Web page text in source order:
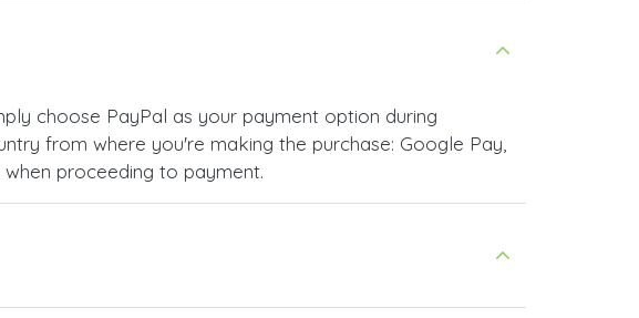
choose PayPal as your payment option during
from where you're making the purchase: Google Pay,
proceeding to payment.